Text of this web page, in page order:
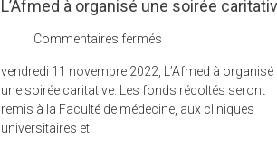
L’Afmed à organisé une soirée
Commentaires fermés
à
organisé
une
vendredi 11 novembre 2022, L’Afmed à organisé
une soirée caritative. Les fonds récoltés seront
remis à la Faculté de médecine, aux cliniques
universitaires et